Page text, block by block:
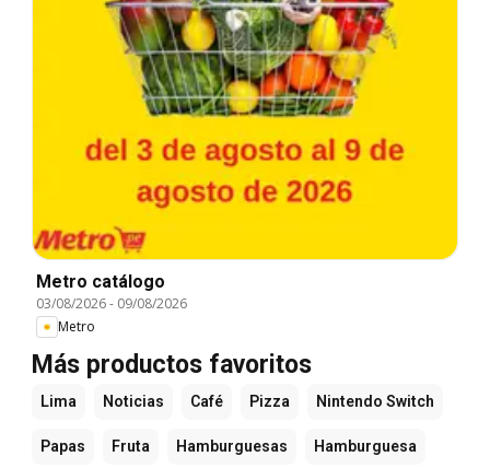
Metro catálogo
03/08/2026- 09/08/2026
Metro
Más productos favoritos
Lima Noticias Café Pizza Nintendo Switch
Papas Fruta Hamburguesas Hamburguesa